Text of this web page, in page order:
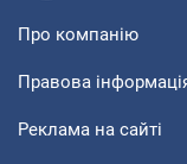
Про компанію
Правова
Реклама на сайті